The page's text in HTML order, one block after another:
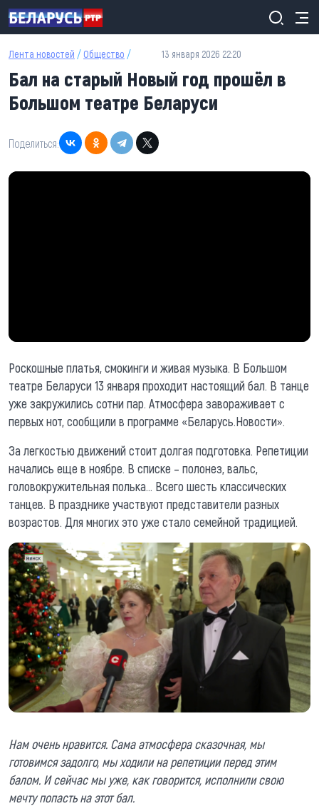
Перейти к основному содержанию
Лента новостей / Общество / 13 января 2026 22:20
Бал на старый Новый год прошёл в
Большом театре Беларуси
Поделиться:
Роскошные платья, смокинги и живая музыка. В Большом
театре Беларуси 13 января проходит настоящий бал. В танце
уже закружились сотни пар. Атмосфера завораживает с
первых нот, сообщили в программе «Беларусь.Новости».
За легкостью движений стоит долгая подготовка. Репетиции
начались еще в ноябре. В списке – полонез, вальс,
головокружительная полька... Всего шесть классических
танцев. В празднике участвуют представители разных
возрастов. Для многих это уже стало семейной традицией.
Нам очень нравится. Сама атмосфера сказочная, мы
готовимся задолго, мы ходили на репетиции перед этим
балом. И сейчас мы уже, как говорится, исполнили свою
мечту попасть на этот бал.